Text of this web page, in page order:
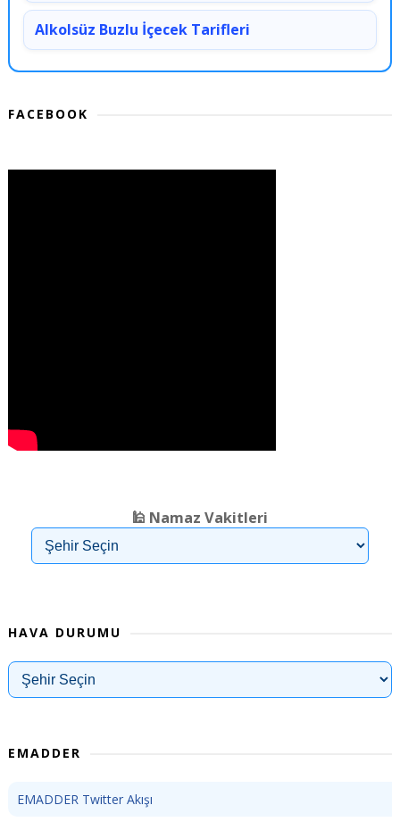
Alkolsüz Buzlu İçecek Tarifleri
FACEBOOK
🕌 Namaz Vakitleri
HAVA DURUMU
EMADDER
EMADDER Twitter Akışı